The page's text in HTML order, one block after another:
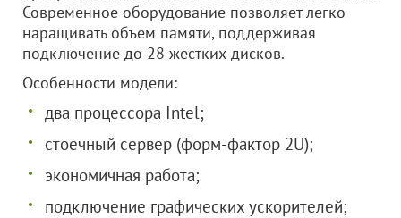
Современное оборудование позволяет легко
наращивать объем памяти, поддерживая
подключение до 28 жестких дисков.
Особенности модели:
два процессора Intel;
стоечный сервер (форм-фактор 2U);
экономичная работа;
подключение графических ускорителей;